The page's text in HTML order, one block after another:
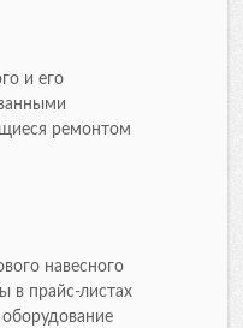
и его
ремонтом
навесного
в прайс-листах